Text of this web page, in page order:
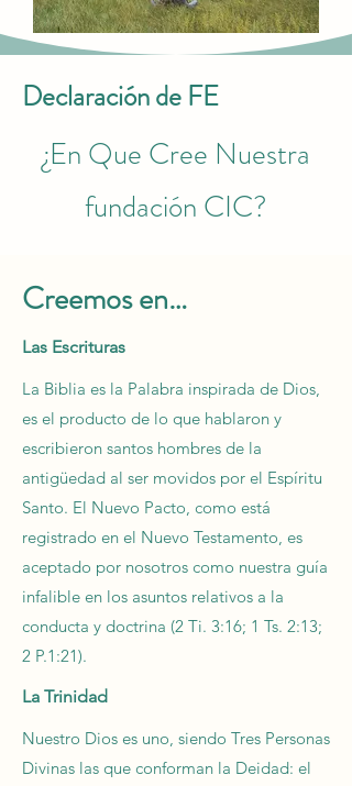
Declaración de FE
¿En Que Cree Nuestra
fundación CIC?
Creemos en…
Las Escrituras
La Biblia es la Palabra inspirada de Dios,
es el producto de lo que hablaron y
escribieron santos hombres de la
antigüedad al ser movidos por el Espíritu
Santo. El Nuevo Pacto, como está
registrado en el Nuevo Testamento, es
aceptado por nosotros como nuestra guía
infalible en los asuntos relativos a la
conducta y doctrina (2 Ti. 3:16; 1 Ts. 2:13;
2 P.1:21).
La Trinidad
Nuestro Dios es uno, siendo Tres Personas
Divinas las que conforman la Deidad: el